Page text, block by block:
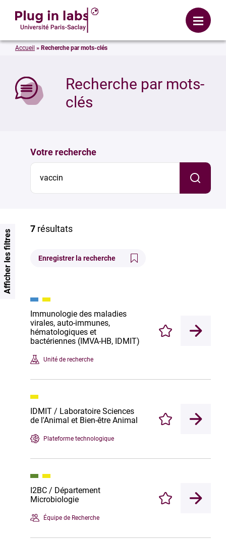
Menu
Recherche par mots-
clés
Accueil » Recherche par mots-clés
Votre recherche
7 résultats
Enregistrer la recherche
Immunologie des maladies
virales, auto-immunes,
hématologiques et
bactériennes (IMVA-HB, IDMIT)
Unité de recherche
Enregistrer
IDMIT / Laboratoire Sciences
de l'Animal et Bien-être Animal
Plateforme technologique
Enregistrer
I2BC / Département
Microbiologie
Équipe de Recherche
Enregistrer
Afficher les filtres